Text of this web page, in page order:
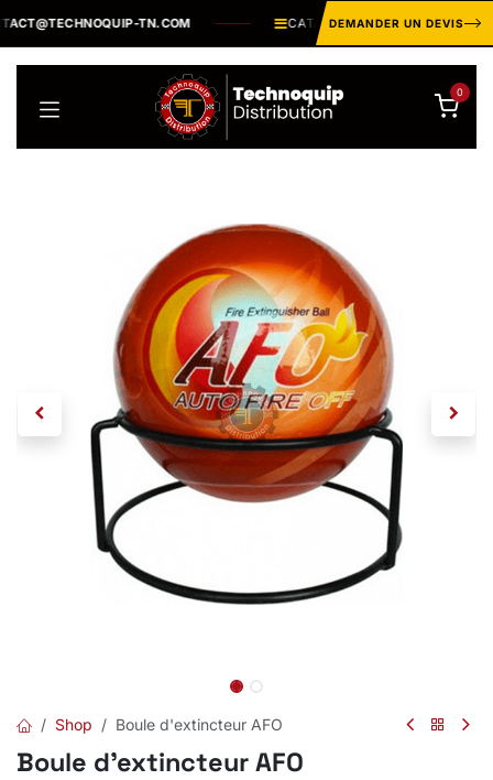
TN.COM CATALOGUE INDUSTRIEL ·
DEMANDER UN DEVIS
0
Shop Boule d'extincteur AFO
Boule d'extincteur AFO